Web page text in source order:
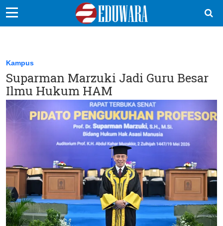
Sekolah Kita
Vokasi
Kampus
Ikuti Kami di:
Kampus
Suparman Marzuki Jadi Guru Besar
Ilmu Hukum HAM